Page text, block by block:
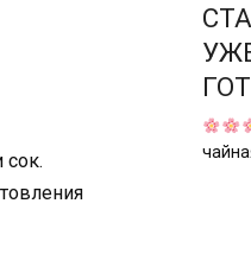
сок.